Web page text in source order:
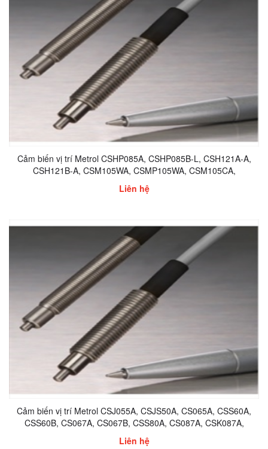
Cảm biến vị trí Metrol CSHP085A, CSHP085B-L, CSH121A-A,
CSH121B-A, CSM105WA, CSMP105WA, CSM105CA,
CSMP105CA
Liên hệ
Cảm biến vị trí Metrol CSJ055A, CSJS50A, CS065A, CSS60A,
CSS60B, CS067A, CS067B, CSS80A, CS087A, CSK087A,
CSK087B, CSP087A-A, CSP087B-A
Liên hệ